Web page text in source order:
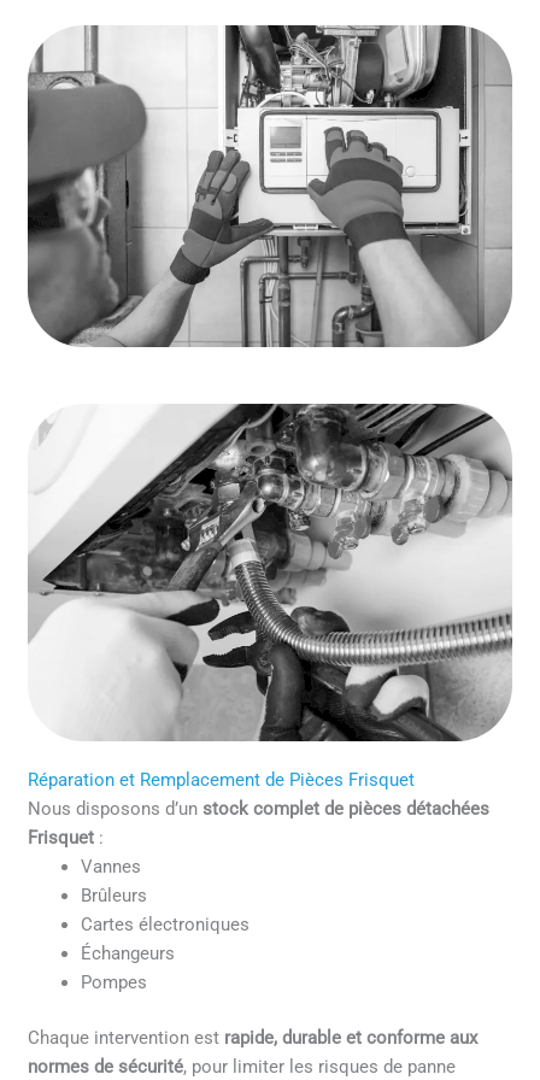
Réparation et Remplacement de Pièces Frisquet
Nous disposons d’unstock complet de pièces détachées
Frisquet :
Vannes
Brûleurs
Cartes électroniques
Échangeurs
Pompes
Chaque intervention est rapide, durable et conforme aux
normes de sécurité, pour limiter les risques de panne